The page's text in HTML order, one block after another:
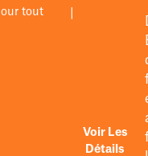
tout
Voir Les
Détails